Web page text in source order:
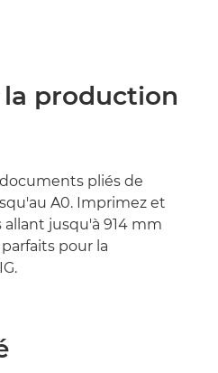
production
pliés de
A0. Imprimez et
jusqu'à 914 mm
pour la